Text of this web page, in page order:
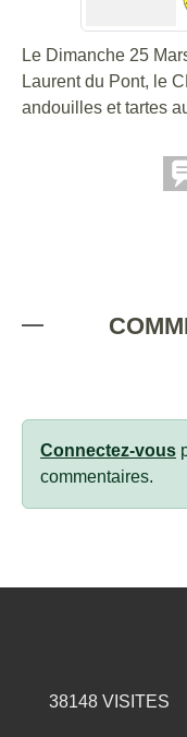
Le Dimanche 25
Laurent du Pont, le
andouilles et tartes
Connectez-vous
commentaires.
38148VISITES